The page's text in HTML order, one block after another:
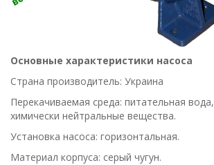
Основные характеристики насоса
Страна производитель: Украина
Перекачиваемая среда: питательная
химически нейтральные вещества.
Установка насоса: горизонтальная.
Материал корпуса: серый чугун.